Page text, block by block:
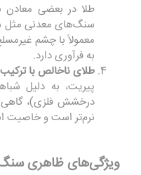
طلا در بعضی
سنگ‌های معدنی مثل
معمولاً با چشم
به فرآوری دارد.
طلای ناخالص با
پیریت، به دلیل
درخشش فلزی)، گاهی
نرم‌تر است و خاصیت
ویژگی‌های ظاهری